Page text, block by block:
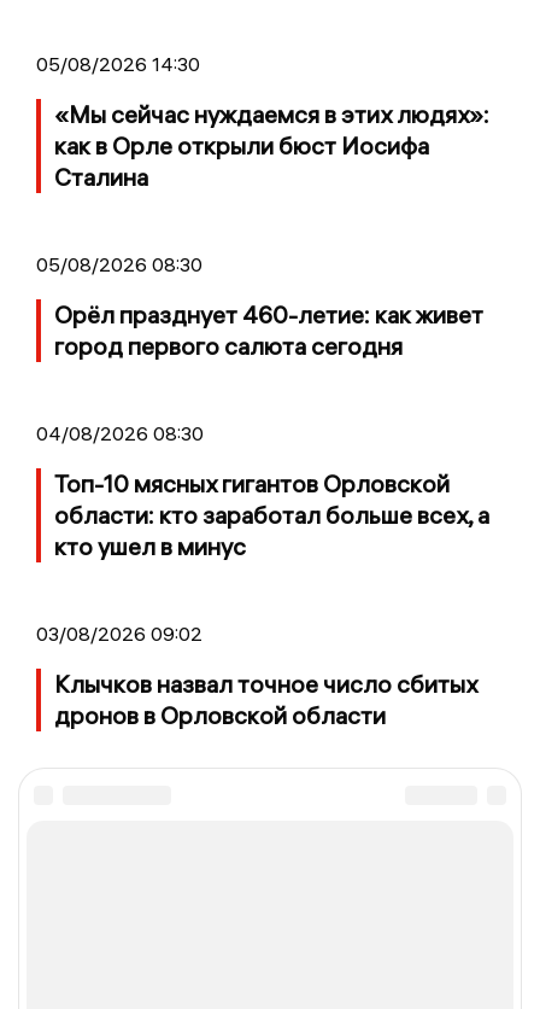
05/08/2026 14:30
«Мы сейчас нуждаемся в этих людях»:
как в Орле открыли бюст Иосифа
Сталина
05/08/2026 08:30
Орёл празднует 460-летие: как живет
город первого салюта сегодня
04/08/2026 08:30
Топ-10 мясных гигантов Орловской
области: кто заработал больше всех, а
кто ушел в минус
03/08/2026 09:02
Клычков назвал точное число сбитых
дронов в Орловской области